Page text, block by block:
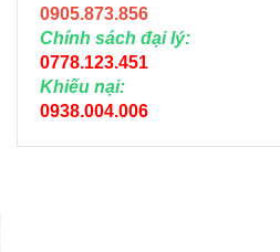
0905.873.856
Chính sách đại lý:
0778.123.451
Khiếu nại:
0938.004.006